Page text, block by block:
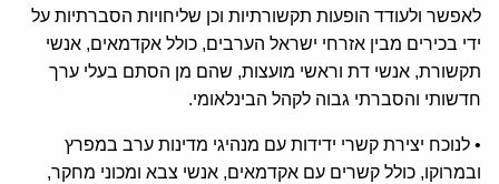
לאפשר ולעודד הופעות תקשורתיות וכן שליחויות הסברתיות על
ידי בכירים מבין אזרחי ישראל הערבים, כולל אקדמאים, אנשי
תקשורת, אנשי דת וראשי מועצות, שהם מן הסתם בעלי ערך
חדשותי והסברתי גבוה לקהל הבינלאומי.
• לנוכח יצירת קשרי ידידות עם מנהיגי מדינות ערב במפרץ
ובמרוקו, כולל קשרים עם אקדמאים, אנשי צבא ומכוני מחקר,